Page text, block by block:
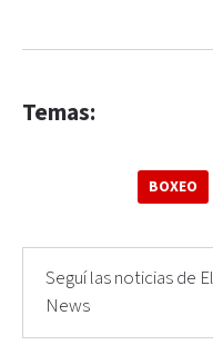
Temas:
BOXEO
Seguí las noticias de
News